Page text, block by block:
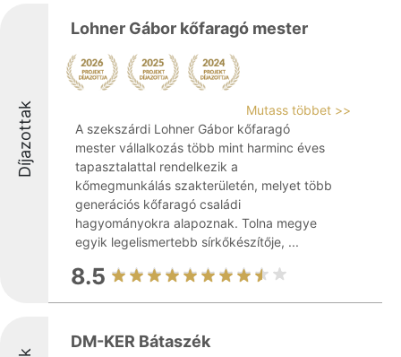
Díjazottak
Lohner Gábor kőfaragó mester
Mutass többet >>
A szekszárdi Lohner Gábor kőfaragó
mester vállalkozás több mint harminc éves
tapasztalattal rendelkezik a
kőmegmunkálás szakterületén, melyet több
generációs kőfaragó családi
hagyományokra alapoznak. Tolna megye
egyik legelismertebb sírkőkészítője, ...
8.5
DM-KER Bátaszék